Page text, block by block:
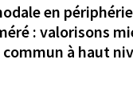
en
: valorisons
à haut